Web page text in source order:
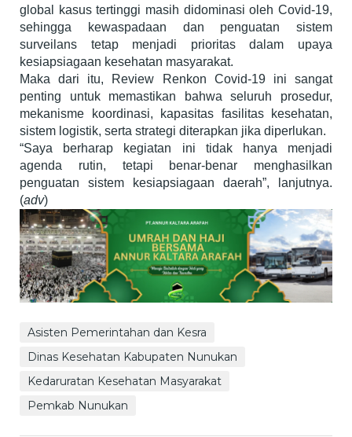
global kasus tertinggi masih didominasi oleh Covid-19,
sehingga kewaspadaan dan penguatan sistem
surveilans tetap menjadi prioritas dalam upaya
kesiapsiagaan kesehatan masyarakat.
Maka dari itu, Review Renkon Covid-19 ini sangat
penting untuk memastikan bahwa seluruh prosedur,
mekanisme koordinasi, kapasitas fasilitas kesehatan,
sistem logistik, serta strategi diterapkan jika diperlukan.
“Saya berharap kegiatan ini tidak hanya menjadi
agenda rutin, tetapi benar-benar menghasilkan
penguatan sistem kesiapsiagaan daerah”, lanjutnya.
(adv)
Asisten Pemerintahan dan Kesra
Dinas Kesehatan Kabupaten Nunukan
Kedaruratan Kesehatan Masyarakat
Pemkab Nunukan